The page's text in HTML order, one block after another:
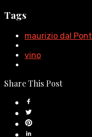
Tags
maurizio dal Pont
vino
Share This Post